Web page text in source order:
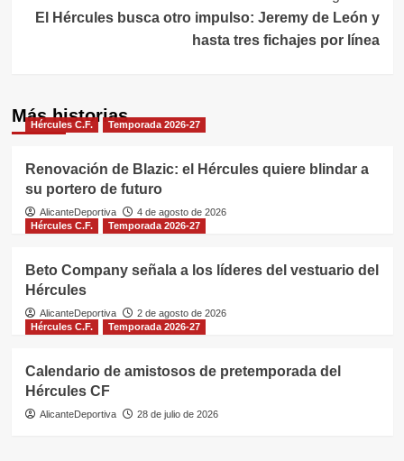
El Hércules busca otro impulso: Jeremy de León y
hasta tres fichajes por línea
Más historias
Hércules C.F. Temporada 2026-27
Renovación de Blazic: el Hércules quiere blindar a
su portero de futuro
AlicanteDeportiva
4 de agosto de 2026
Hércules C.F.
Temporada 2026-27
Beto Company señala a los líderes del vestuario del
Hércules
AlicanteDeportiva
2 de agosto de 2026
Hércules C.F.
Temporada 2026-27
Calendario de amistosos de pretemporada del
Hércules CF
AlicanteDeportiva 28 de julio de 2026